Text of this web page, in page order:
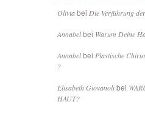
Oliviabei Die Verführung
Annabelbei Warum Deine
Annabelbei Plastische
?
Elisabeth Giovanolibei
HAUT?